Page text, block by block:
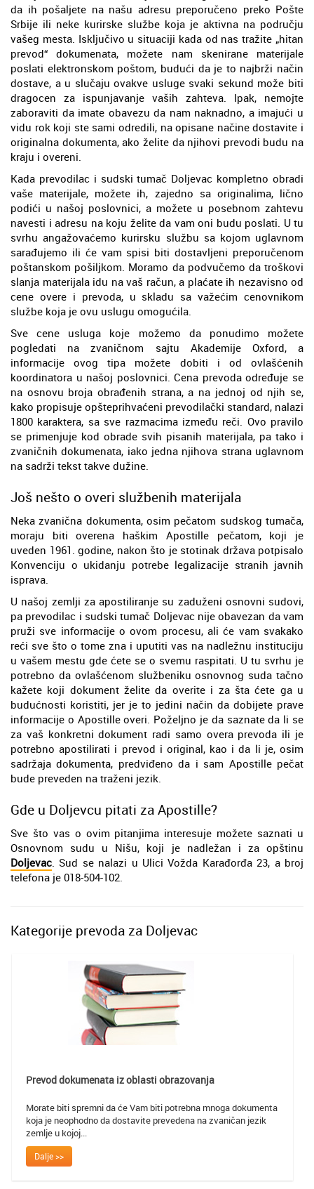
da ih pošaljete na našu adresu preporučeno preko Pošte
Srbije ili neke kurirske službe koja je aktivna na području
vašeg mesta. Isključivo u situaciji kada od nas tražite „hitan
prevod“ dokumenata, možete nam skenirane materijale
poslati elektronskom poštom, budući da je to najbrži način
dostave, a u slučaju ovakve usluge svaki sekund može biti
dragocen za ispunjavanje vaših zahteva. Ipak, nemojte
zaboraviti da imate obavezu da nam naknadno, a imajući u
vidu rok koji ste sami odredili, na opisane načine dostavite i
originalna dokumenta, ako želite da njihovi prevodi budu na
kraju i overeni.
Kada prevodilac i sudski tumač Doljevac kompletno obradi
vaše materijale, možete ih, zajedno sa originalima, lično
podići u našoj poslovnici, a možete u posebnom zahtevu
navesti i adresu na koju želite da vam oni budu poslati. U tu
svrhu angažovaćemo kurirsku službu sa kojom uglavnom
sarađujemo ili će vam spisi biti dostavljeni preporučenom
poštanskom pošiljkom. Moramo da podvučemo da troškovi
slanja materijala idu na vaš račun, a plaćate ih nezavisno od
cene overe i prevoda, u skladu sa važećim cenovnikom
službe koja je ovu uslugu omogućila.
Sve cene usluga koje možemo da ponudimo možete
pogledati na zvaničnom sajtu Akademije Oxford, a
informacije ovog tipa možete dobiti i od ovlašćenih
koordinatora u našoj poslovnici. Cena prevoda određuje se
na osnovu broja obrađenih strana, a na jednoj od njih se,
kako propisuje opšteprihvaćeni prevodilački standard, nalazi
1800 karaktera, sa sve razmacima između reči. Ovo pravilo
se primenjuje kod obrade svih pisanih materijala, pa tako i
zvaničnih dokumenata, iako jedna njihova strana uglavnom
na sadrži tekst takve dužine.
Još nešto o overi službenih materijala
Neka zvanična dokumenta, osim pečatom sudskog tumača,
moraju biti overena haškim Apostille pečatom, koji je
uveden 1961. godine, nakon što je stotinak država potpisalo
Konvenciju o ukidanju potrebe legalizacije stranih javnih
isprava.
U našoj zemlji za apostiliranje su zaduženi osnovni sudovi,
pa prevodilac i sudski tumač Doljevac nije obavezan da vam
pruži sve informacije o ovom procesu, ali će vam svakako
reći sve što o tome zna i uputiti vas na nadležnu instituciju
u vašem mestu gde ćete se o svemu raspitati. U tu svrhu je
potrebno da ovlašćenom službeniku osnovnog suda tačno
kažete koji dokument želite da overite i za šta ćete ga u
budućnosti koristiti, jer je to jedini način da dobijete prave
informacije o Apostille overi. Poželjno je da saznate da li se
za vaš konkretni dokument radi samo overa prevoda ili je
potrebno apostilirati i prevod i original, kao i da li je, osim
sadržaja dokumenta, predviđeno da i sam Apostille pečat
bude preveden na traženi jezik.
Gde u Doljevcu pitati za Apostille?
Sve što vas o ovim pitanjima interesuje možete saznati u
Osnovnom sudu u Nišu, koji je nadležan i za opštinu
Doljevac . Sud se nalazi u Ulici Vožda Karađorđa 23, a broj
telefona je 018-504-102.
Kategorije prevoda za Doljevac
Prevod dokumenata iz oblasti obrazovanja
Morate biti spremni da će Vam biti potrebna mnoga dokumenta
koja je neophodno da dostavite prevedena na zvaničan jezik
zemlje u kojoj...
Dalje >>